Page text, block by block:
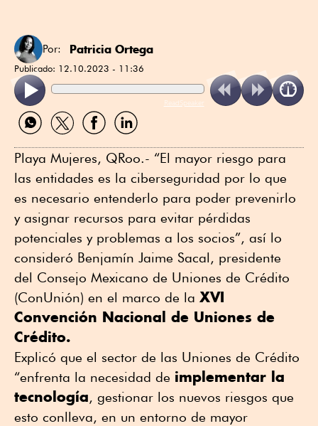
Por: Patricia Ortega
Publicado: 12.10.2023 - 11:36
ReadSpeaker
Compartir
por
Compartir
por
Compartir
por
Compartir
por
Playa Mujeres, QRoo.- “El mayor riesgo para
las entidades es la ciberseguridad por lo que
es necesario entenderlo para poder prevenirlo
y asignar recursos para evitar pérdidas
potenciales y problemas a los socios”, así lo
consideró Benjamín Jaime Sacal, presidente
del Consejo Mexicano de Uniones de Crédito
(ConUnión) en el marco de la XVI
Convención Nacional de Uniones de
Crédito.
Explicó que el sector de las Uniones de Crédito
“enfrenta la necesidad de implementar la
tecnología, gestionar los nuevos riesgos que
esto conlleva, en un entorno de mayor